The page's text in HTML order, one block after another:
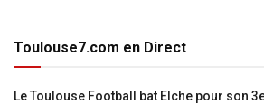
Toulouse7.com en Direct
Le Toulouse Football bat Elche pour son